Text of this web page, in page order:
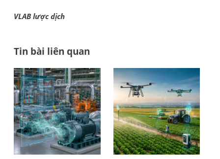
VLAB lược dịch
Tin bài liên quan